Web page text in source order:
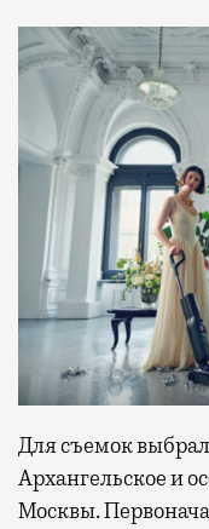
Для съемок
Архангельское и
Москвы.